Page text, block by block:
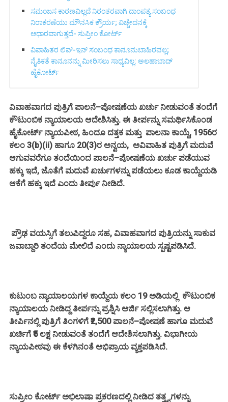
ಸಮಂಜಸ ಕಾರಣವಿಲ್ಲದೆ ನಿರಂತರವಾಗಿ ದಾಂಪತ್ಯ ಸಂಬಂಧ
ನಿರಾಕರಣೆಯು ಮೌನಸಿಕ ಕ್ರೌರ್ಯ; ವಿಚ್ಚೇದನಕ್ಕೆ
ಆಧಾರವಾಗುತ್ತದೆ- ಸುಪ್ರೀಂ ಕೋರ್ಟ್‌
ವಿವಾಹಿತರ ಲಿವ್-ಇನ್ ಸಂಬಂಧ ಕಾನೂನುಬಾಹಿರವಲ್ಲ;
ನೈತಿಕತೆ ಕಾನೂನನ್ನು ಮೀರಿಸಲು ಸಾಧ್ಯವಿಲ್ಲ: ಅಲಹಾಬಾದ್
ಹೈಕೋರ್ಟ್
ವಿವಾಹವಾಗದ ಪುತ್ರಿಗೆ ಪಾಲನೆ–ಪೋಷಣೆಯ ಖರ್ಚು ನೀಡುವಂತೆ ತಂದೆಗೆ
ಕೌಟುಂಬಿಕ ನ್ಯಾಯಾಲಯ ಆದೇಶಿಸಿತ್ತು. ಈ ತೀರ್ಪನ್ನು ಸಮರ್ಥಿಸಿಕೊಂಡ
ಹೈಕೋರ್ಟ್ ನ್ಯಾಯಪೀಠ, ಹಿಂದೂ ದತ್ತಕ ಮತ್ತು ಪಾಲನಾ ಕಾಯ್ದೆ, 1956ರ
ಕಲಂ 3(b)(ii) ಹಾಗೂ 20(3)ರ ಅನ್ವಯ, ಅವಿವಾಹಿತ ಪುತ್ರಿಗೆ ಮದುವೆ
ಆಗುವವರೆಗೂ ತಂದೆಯಿಂದ ಪಾಲನೆ–ಪೋಷಣೆಯ ಖರ್ಚು ಪಡೆಯುವ
ಹಕ್ಕು ಇದೆ, ಜೊತೆಗೆ ಮದುವೆ ಖರ್ಚುಗಳನ್ನು ಪಡೆಯಲು ಕೂಡ ಕಾಯ್ದೆಯಡಿ
ಆಕೆಗೆ ಹಕ್ಕು ಇದೆ ಎಂದು ತೀರ್ಪು ನೀಡಿದೆ.
ಪ್ರೌಢ ವಯಸ್ಸಿಗೆ ತಲುಪಿದ್ದರೂ ಸಹ, ವಿವಾಹವಾಗದ ಪುತ್ರಿಯನ್ನು ಸಾಕುವ
ಜವಾಬ್ದಾರಿ ತಂದೆಯ ಮೇಲಿದೆ ಎಂದು ನ್ಯಾಯಾಲಯ ಸ್ಪಷ್ಟಪಡಿಸಿದೆ.
ಕುಟುಂಬ ನ್ಯಾಯಾಲಯಗಳ ಕಾಯ್ದೆಯ ಕಲಂ 19 ಅಡಿಯಲ್ಲಿ ಕೌಟುಂಬಿಕ
ನ್ಯಾಯಾಲಯ ನೀಡಿದ್ದ ತೀರ್ಪನ್ನು ಪ್ರಶ್ನಿಸಿ ಅರ್ಜಿ ಸಲ್ಲಿಸಲಾಗಿತ್ತು. ಆ
ತೀರ್ಪಿನಲ್ಲಿ ಪುತ್ರಿಗೆ ತಿಂಗಳಿಗೆ ₹2,500 ಪಾಲನೆ–ಪೋಷಣೆ ಹಾಗೂ ಮದುವೆ
ಖರ್ಚಿಗೆ ₹5 ಲಕ್ಷ ನೀಡುವಂತೆ ತಂದೆಗೆ ಆದೇಶಿಸಲಾಗಿತ್ತು. ವಿಭಾಗೀಯ
ನ್ಯಾಯಪೀಠವು ಈ ಕೆಳಗಿನಂತೆ ಅಭಿಪ್ರಾಯ ವ್ಯಕ್ತಪಡಿಸಿದೆ.
ಸುಪ್ರೀಂ ಕೋರ್ಟ್ ಅಭಿಲಾಷಾ ಪ್ರಕರಣದಲ್ಲಿ ನೀಡಿದ ತತ್ತ್ವಗಳನ್ನು